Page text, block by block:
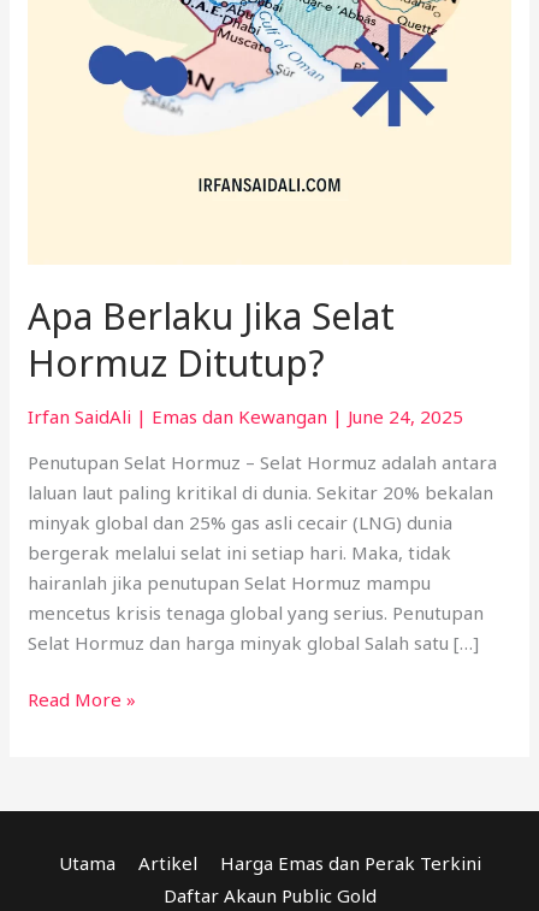
Apa Berlaku Jika Selat
Hormuz Ditutup?
Irfan SaidAli | Emas dan Kewangan | June 24, 2025
Penutupan Selat Hormuz – Selat Hormuz adalah antara
laluan laut paling kritikal di dunia. Sekitar 20% bekalan
minyak global dan 25% gas asli cecair (LNG) dunia
bergerak melalui selat ini setiap hari. Maka, tidak
hairanlah jika penutupan Selat Hormuz mampu
mencetus krisis tenaga global yang serius. Penutupan
Selat Hormuz dan harga minyak global Salah satu […]
Read More »
Utama Artikel
Harga Emas dan Perak Terkini
Daftar Akaun Public Gold